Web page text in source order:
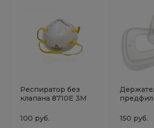
Респиратор без
клапана 8710Е 3М
100 руб.
150 руб.